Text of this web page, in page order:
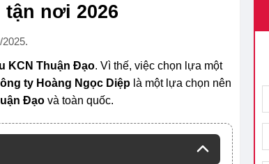
nơi 2026
KCN Thuận Đạo. Vì thế, việc chọn lựa một
ty Hoàng Ngọc Diệp là một lựa chọn nên
Đạo và toàn quốc.